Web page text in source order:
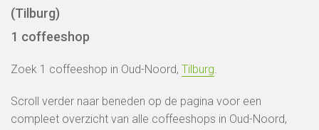
(Tilburg)
1 coffeeshop
Zoek 1 coffeeshop in Oud-Noord, Tilburg.
Scroll verder naar beneden op de pagina voor een
compleet overzicht van alle coffeeshops in Oud-Noord,